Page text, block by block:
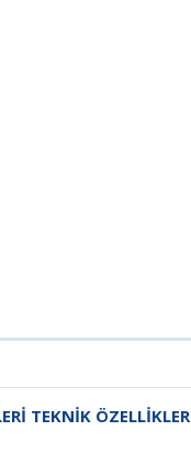
TEKNİK ÖZELLİKLER